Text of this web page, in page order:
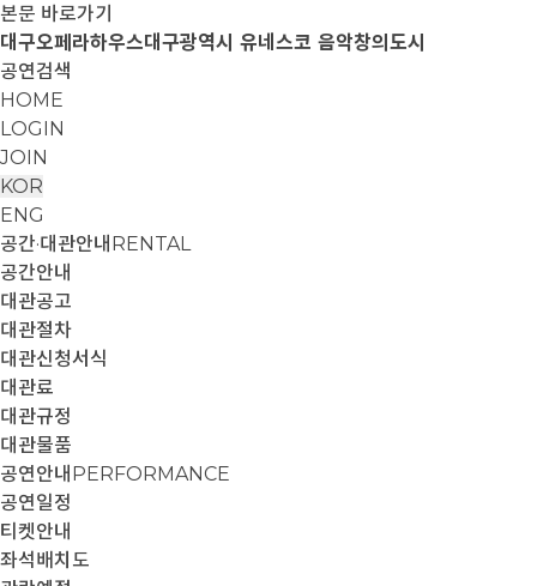
본문 바로가기
대구오페라하우스대구광역시 유네스코 음악창의도시
공연검색
HOME
LOGIN
JOIN
KOR
ENG
공간·대관안내 RENTAL
공간안내
대관공고
대관절차
대관신청서식
대관료
대관규정
대관물품
공연안내 PERFORMANCE
공연일정
티켓안내
좌석배치도